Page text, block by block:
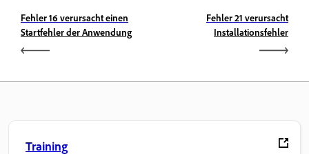
Fehler 16 verursacht einen
Startfehler der Anwendung
Fehler 21 verursacht
Installationsfehler
Training